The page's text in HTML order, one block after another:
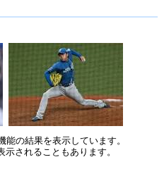
の結果を表示しています。
されることもあります。